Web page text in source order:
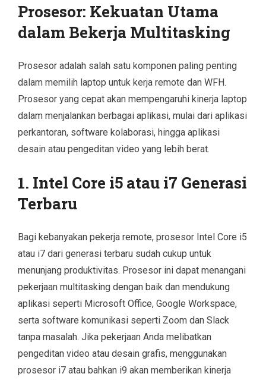
Prosesor: Kekuatan Utama
dalam Bekerja Multitasking
Prosesor adalah salah satu komponen paling penting
dalam memilih laptop untuk kerja remote dan WFH.
Prosesor yang cepat akan mempengaruhi kinerja laptop
dalam menjalankan berbagai aplikasi, mulai dari aplikasi
perkantoran, software kolaborasi, hingga aplikasi
desain atau pengeditan video yang lebih berat.
1. Intel Core i5 atau i7 Generasi
Terbaru
Bagi kebanyakan pekerja remote, prosesor Intel Core i5
atau i7 dari generasi terbaru sudah cukup untuk
menunjang produktivitas. Prosesor ini dapat menangani
pekerjaan multitasking dengan baik dan mendukung
aplikasi seperti Microsoft Office, Google Workspace,
serta software komunikasi seperti Zoom dan Slack
tanpa masalah. Jika pekerjaan Anda melibatkan
pengeditan video atau desain grafis, menggunakan
prosesor i7 atau bahkan i9 akan memberikan kinerja